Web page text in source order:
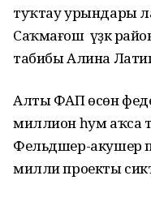
туҡтау урындары
Саҡмағош үҙәк
табибы Алина
Алты ФАП өсөн
миллион һум аҡса
Фельдшер-акушер
милли проекты